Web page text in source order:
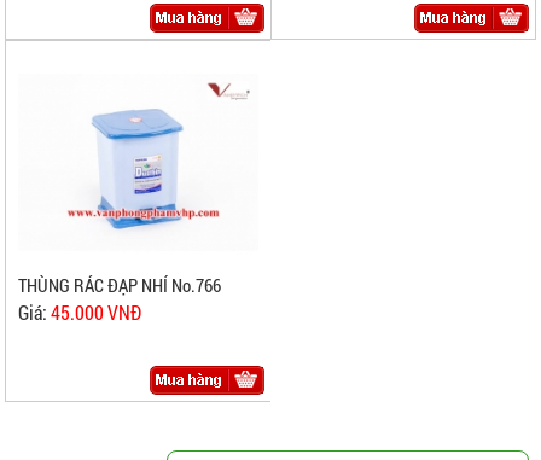
THÙNG RÁC ĐẠP NHÍ No.766
Giá:45.000 VNĐ